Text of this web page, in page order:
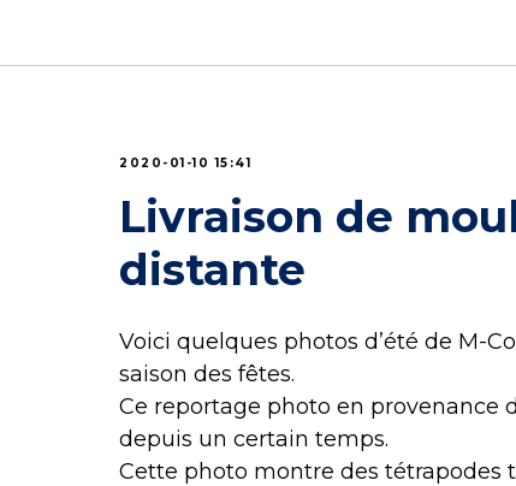
2020-01-10 15:41
Livraison de
distante
Voici quelques photos d’été de M-
saison des fêtes.
Ce reportage photo en provenance
depuis un certain temps.
Cette photo montre des tétrapodes